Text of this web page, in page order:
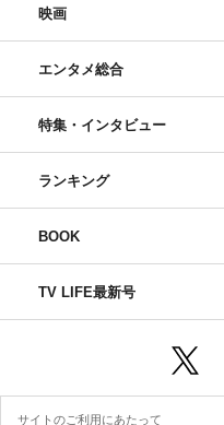
映画
エンタメ総合
特集・インタビュー
ランキング
BOOK
TV LIFE最新号
サイトのご利用にあたって